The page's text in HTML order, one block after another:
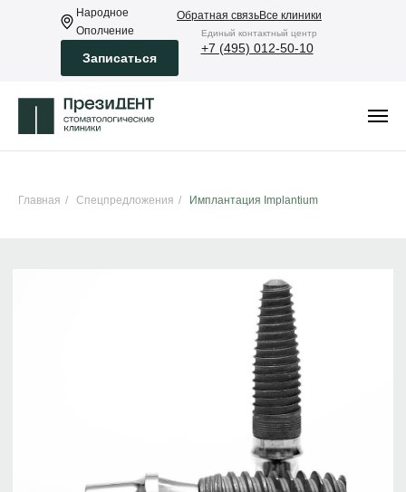
Обратная связьВсе клиники
Eдиный контактный центр
+7 (495) 012-50-10
Народное
Ополчение
Записаться
Главная / Спецпредложения / Имплантация Implantium